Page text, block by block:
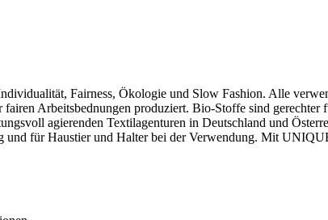
Fairness, Ökologie und Slow Fashion. Alle
fairen Arbeitsbednungen produziert. Bio-Stoffe sind
agierenden Textilagenturen in Deutschland und
und für Haustier und Halter bei der Verwendung. Mit